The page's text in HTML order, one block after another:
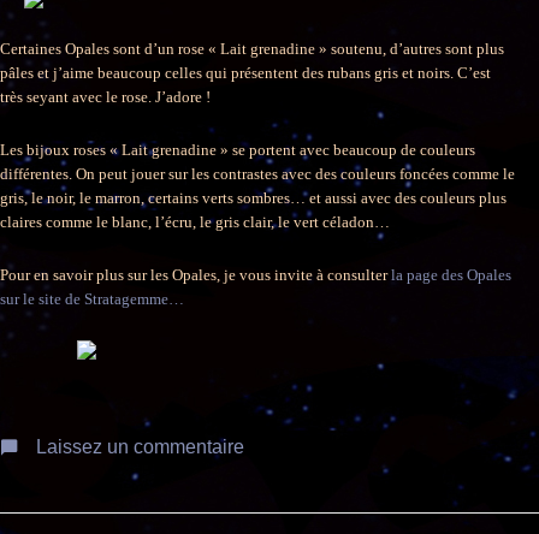
Certaines Opales sont d’un rose « Lait grenadine » soutenu, d’autres sont plus
pâles et j’aime beaucoup celles qui présentent des rubans gris et noirs. C’est
très seyant avec le rose. J’adore !
Les bijoux roses « Lait grenadine » se portent avec beaucoup de couleurs
différentes. On peut jouer sur les contrastes avec des couleurs foncées comme le
gris, le noir, le marron, certains verts sombres… et aussi avec des couleurs plus
claires comme le blanc, l’écru, le gris clair, le vert céladon…
Pour en savoir plus sur les Opales, je vous invite à consulterla page des Opales
sur le site de Stratagemme…
Laissez un commentaire